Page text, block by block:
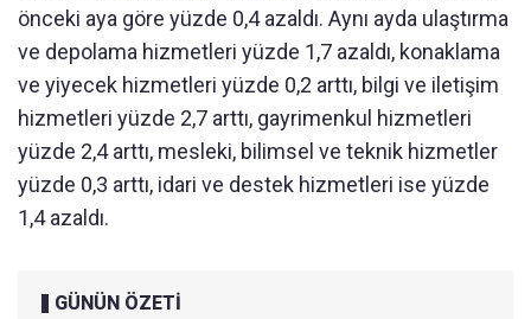
önceki aya göre yüzde 0,4 azaldı. Aynı ayda ulaştırma
ve depolama hizmetleri yüzde 1,7 azaldı, konaklama
ve yiyecek hizmetleri yüzde 0,2 arttı, bilgi ve iletişim
hizmetleri yüzde 2,7 arttı, gayrimenkul hizmetleri
yüzde 2,4 arttı, mesleki, bilimsel ve teknik hizmetler
yüzde 0,3 arttı, idari ve destek hizmetleri ise yüzde
1,4 azaldı.
GÜNÜN ÖZETİ